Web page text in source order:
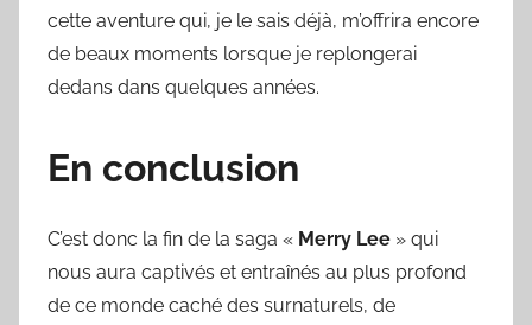
cette aventure qui, je le sais déjà, m’offrira encore
de beaux moments lorsque je replongerai
dedans dans quelques années.
En conclusion
C’est donc la fin de la saga « Merry Lee » qui
nous aura captivés et entraînés au plus profond
de ce monde caché des surnaturels, de